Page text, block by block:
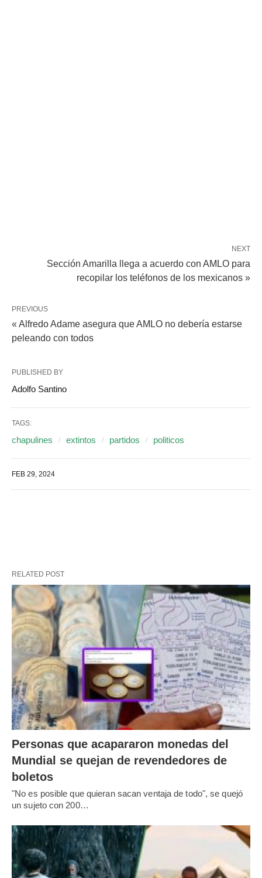
NEXT
Sección Amarilla llega a acuerdo con AMLO para
recopilar los teléfonos de los mexicanos »
PREVIOUS
« Alfredo Adame asegura que AMLO no debería estarse
peleando con todos
PUBLISHED BY
Adolfo Santino
TAGS:
chapulines extintos partidos politicos
FEB 29, 2024
RELATED POST
Personas que acapararon monedas del
Mundial se quejan de revendedores de
boletos
"No es posible que quieran sacan ventaja de todo", se quejó
un sujeto con 200…